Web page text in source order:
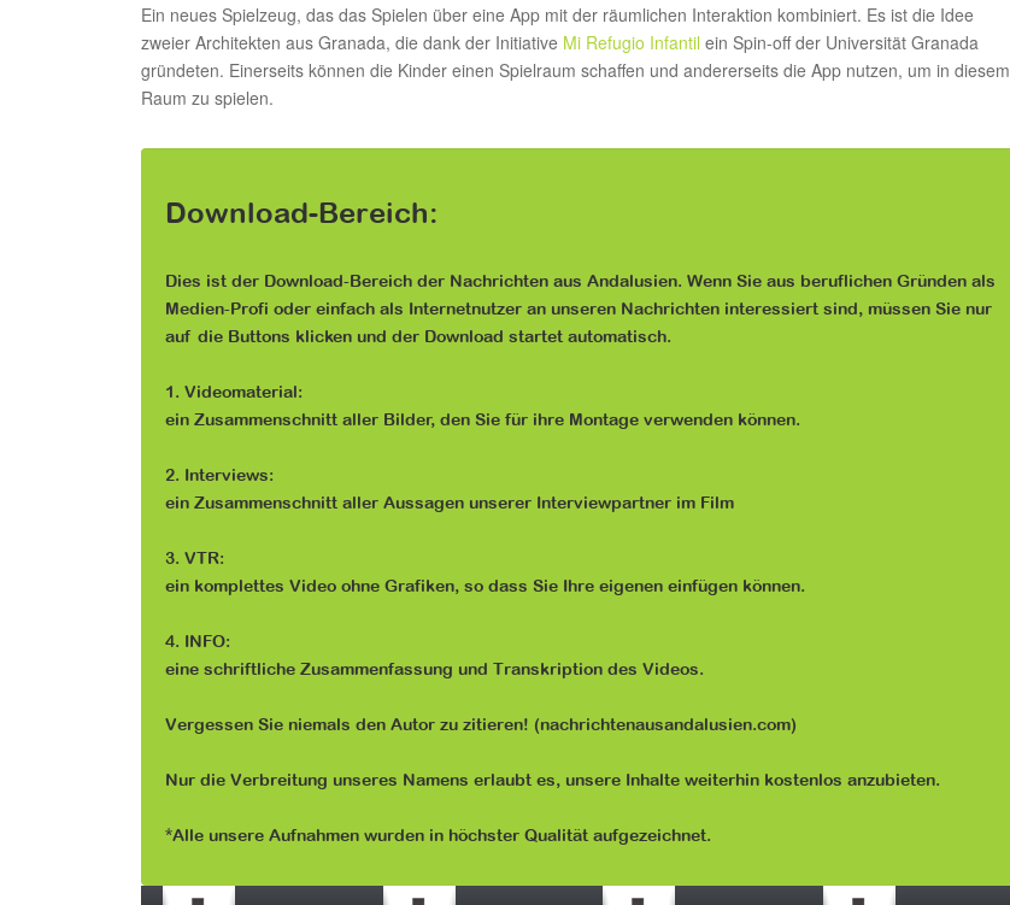
Ein neues Spielzeug, das das Spielen über eine App mit der räumlichen Interaktion kombiniert. Es ist die Idee
zweier Architekten aus Granada, die dank der Initiative Mi Refugio Infantil ein Spin-off der Universität Granada
gründeten. Einerseits können die Kinder einen Spielraum schaffen und andererseits die App nutzen, um in diesem
Raum zu spielen.
Download-Bereich:
Dies ist der Download-Bereich der Nachrichten aus Andalusien. Wenn Sie aus beruflichen Gründen als
Medien-Profi oder einfach als Internetnutzer an unseren Nachrichten interessiert sind, müssen Sie nur
auf die Buttons klicken und der Download startet automatisch.
1. Videomaterial:
ein Zusammenschnitt aller Bilder, den Sie für ihre Montage verwenden können.
2. Interviews:
ein Zusammenschnitt aller Aussagen unserer Interviewpartner im Film
3. VTR:
ein komplettes Video ohne Grafiken, so dass Sie Ihre eigenen einfügen können.
4. INFO:
eine schriftliche Zusammenfassung und Transkription des Videos.
Vergessen Sie niemals den Autor zu zitieren! (nachrichtenausandalusien.com)
Nur die Verbreitung unseres Namens erlaubt es, unsere Inhalte weiterhin kostenlos anzubieten.
*Alle unsere Aufnahmen wurden in höchster Qualität aufgezeichnet.